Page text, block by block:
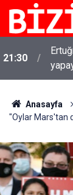
21:30
Anasayfa
"Oylar Mars'tan